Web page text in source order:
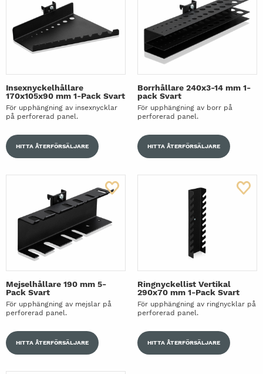
Insexnyckelhållare
170x105x90 mm 1-Pack Svart
För upphängning av insexnycklar
på perforerad panel.
HITTA ÅTERFÖRSÄLJARE
Borrhållare 240x3-14 mm 1-
pack Svart
För upphängning av borr på
perforerad panel.
HITTA ÅTERFÖRSÄLJARE
Mejselhållare 190 mm 5-
Pack Svart
För upphängning av mejslar på
perforerad panel.
HITTA ÅTERFÖRSÄLJARE
Ringnyckellist Vertikal
290x70 mm 1-Pack Svart
För upphängning av ringnycklar på
perforerad panel.
HITTA ÅTERFÖRSÄLJARE